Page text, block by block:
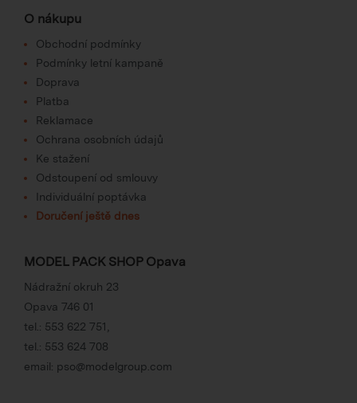
O nákupu
Obchodní podmínky
Podmínky letní kampaně
Doprava
Platba
Reklamace
Ochrana osobních údajů
Ke stažení
Odstoupení od smlouvy
Individuální poptávka
Doručení ještě dnes
MODEL PACK SHOP Opava
Nádražní okruh 23
Opava 746 01
tel.: 553 622 751
tel.: 553 624 708
email: pso@modelgroup.com